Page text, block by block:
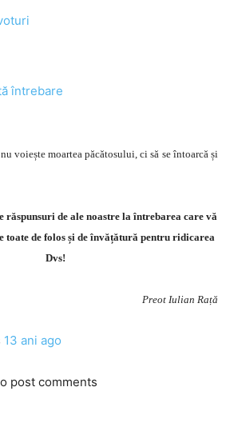
întrebare
voiește moartea păcătosului, ci să se întoarcă și
răspunsuri de ale noastre la întrebarea care vă
toate de folos și de învățătură pentru ridicarea
Dvs!
Preot Iulian Rață
13 ani ago
post comments